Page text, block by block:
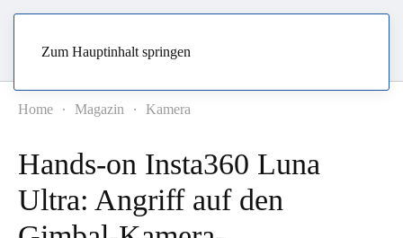
Zum Hauptinhalt springen
Home Magazin Kamera
Hands-on Insta360 Luna
Ultra: Angriff auf den